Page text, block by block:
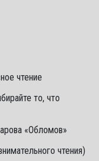
чтение
то, что
«Обломов»
чтения)